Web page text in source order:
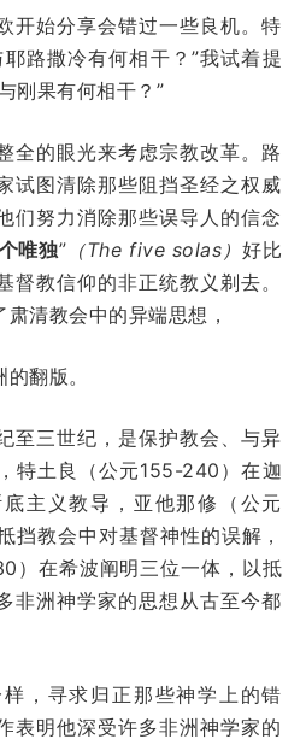
开始分享会错过一些良机。特
路撒冷有何相干？”我试着提
刚果有何相干？”
全的眼光来考虑宗教改革。路
试图清除那些阻挡圣经之权威
们努力消除那些误导人的信念
唯独” （The five solas） 好比
督教信仰的非正统教义剃去。
清教会中的异端思想，
翻版。
至三世纪，是保护教会、与异
特土良（公元155-240）在迦
主义教导，亚他那修（公元
教会中对基督神性的误解，
）在希波阐明三位一体，以抵
非洲神学家的思想从古至今都
，寻求归正那些神学上的错
表明他深受许多非洲神学家的